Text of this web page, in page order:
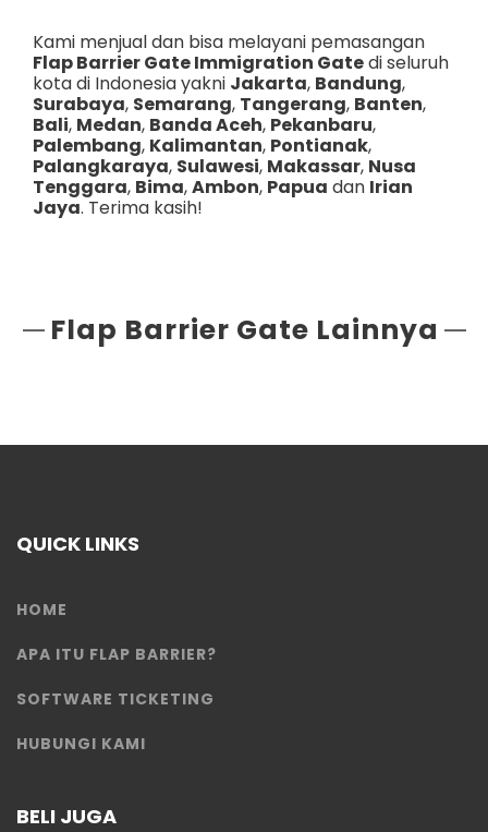
Kami menjual dan bisa melayani pemasangan
Flap Barrier Gate Immigration Gatedi seluruh
kota di Indonesia yakni Jakarta, Bandung,
Surabaya, Semarang, Tangerang, Banten,
Bali, Medan, Banda Aceh, Pekanbaru,
Palembang, Kalimantan, Pontianak,
Palangkaraya, Sulawesi, Makassar, Nusa
Tenggara, Bima,Ambon, Papua dan Irian
Jaya. Terima kasih!
Flap Barrier Gate Lainnya
QUICK LINKS
HOME
APA ITU FLAP BARRIER?
SOFTWARE TICKETING
HUBUNGI KAMI
BELI JUGA